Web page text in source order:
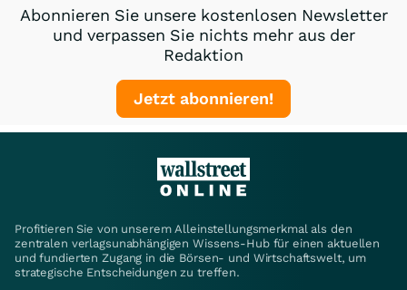
Abonnieren Sie unsere kostenlosen Newsletter
und verpassen Sie nichts mehr aus der
Redaktion
Jetzt abonnieren!
Profitieren Sie von unserem Alleinstellungsmerkmal als den
zentralen verlagsunabhängigen Wissens-Hub für einen aktuellen
und fundierten Zugang in die Börsen- und Wirtschaftswelt, um
strategische Entscheidungen zu treffen.